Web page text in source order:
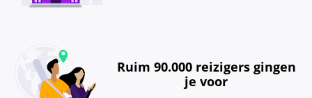
Ruim 90.000 reizigers gingen
je voor